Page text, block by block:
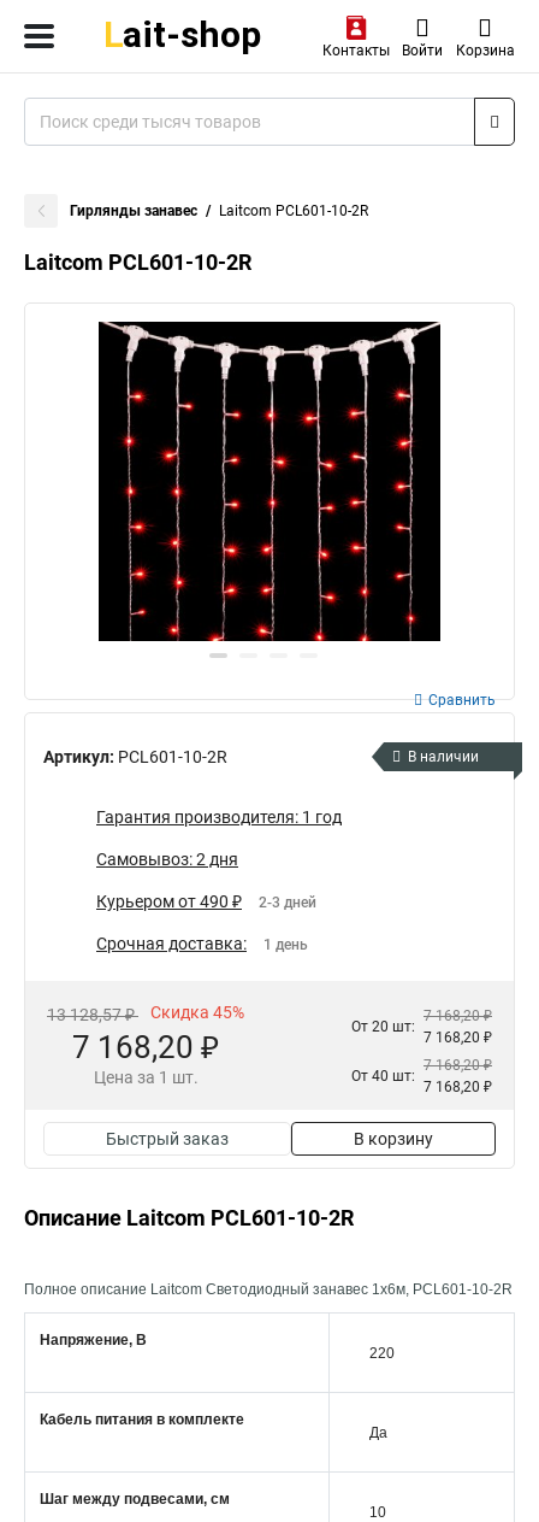
Контакты Войти Корзина
Гирлянды занавес Laitcom PCL601-10-2R
Laitcom PCL601-10-2R
Артикул: PCL601-10-2R
Сравнить
В наличии
Гарантия производителя: 1 год
Самовывоз: 2 дня
Курьером от 490 ₽ 2-3 дней
Срочная доставка: 1 день
13 128,57 ₽ Скидка 45%
7 168,20 ₽
Цена за 1 шт.
От 20 шт:
7 168,20 ₽
7 168,20 ₽
От 40 шт:
7 168,20 ₽
7 168,20 ₽
Быстрый заказ В корзину
Описание Laitcom PCL601-10-2R
Полное описание Laitcom Светодиодный занавес 1x6м, PCL601-10-2R
Напряжение, В
220
Кабель питания в комплекте
Да
Шаг между подвесами, см
10